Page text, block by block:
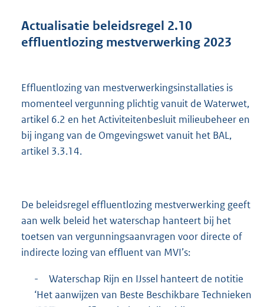
r
o
e
2
0
7
Actualisatie beleidsregel 2.10
effluentlozing mestverwerking 2023
Effluentlozing van mestverwerkingsinstallaties is
momenteel vergunning plichtig vanuit de Waterwet,
artikel 6.2 en het Activiteitenbesluit milieubeheer en
bij ingang van de Omgevingswet vanuit het BAL,
artikel 3.3.14.
De beleidsregel effluentlozing mestverwerking geeft
aan welk beleid het waterschap hanteert bij het
toetsen van vergunningsaanvragen voor directe of
indirecte lozing van effluent van MVI’s:
-
Waterschap Rijn en IJssel hanteert de notitie
‘Het aanwijzen van Beste Beschikbare Technieken